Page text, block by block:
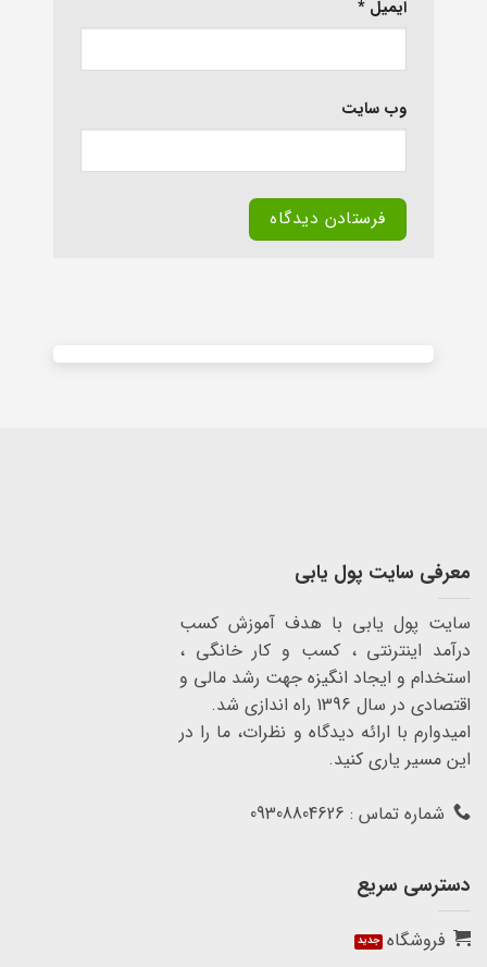
ایمیل *
وب‌ سایت
معرفی سایت پول یابی
سایت پول یابی با هدف آموزش کسب
درآمد اینترنتی ، کسب و کار خانگی ،
استخدام و ایجاد انگیزه جهت رشد مالی و
اقتصادی در سال 1396 راه اندازی شد.
امیدوارم با ارائه دیدگاه و نظرات، ما را در
این مسیر یاری کنید.
شماره تماس : 09308804626
دسترسی سریع
فروشگاه